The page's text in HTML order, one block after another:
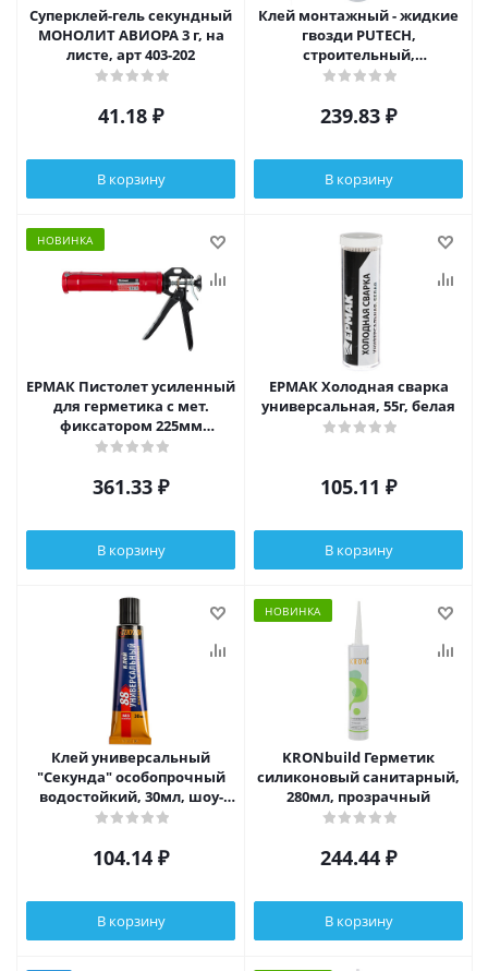
Cуперклей-гель секундный
МОНОЛИТ АВИОРА 3 г, на
листе, арт 403-202
41.18 ₽
В корзину
Клей монтажный - жидкие
гвозди PUTECH,
строительный,
универсальный, 300мл,
239.83 ₽
В корзину
НОВИНКА
ЕРМАК Пистолет усиленный
для герметика с мет.
фиксатором 225мм
полукорпусный
361.33 ₽
В корзину
ЕРМАК Холодная сварка
универсальная, 55г, белая
105.11 ₽
В корзину
Клей универсальный
"Секунда" особопрочный
водостойкий, 30мл, шоу-
бокс, арт 403-210
104.14 ₽
В корзину
НОВИНКА
KRONbuild Герметик
силиконовый санитарный,
280мл, прозрачный
244.44 ₽
В корзину